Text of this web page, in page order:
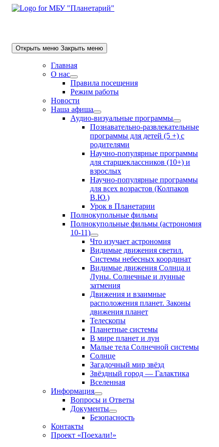
Skip
Открыть меню Закрыть меню
Главная
О нас
Show
sub
menu
Правила посещения
Режим работы
Новости
Наша афиша
Show
sub
menu
Аудио-визуальные программы
Show
sub
menu
Познавательно-развлекательные
программы для детей (5 +) с
родителями
Научно-популярные программы
для старшеклассников (10+) и
взрослых
Научно-популярные программы
для всех возрастов (Колпаков
В.Ю.)
Урок в Планетарии
Полнокупольные фильмы
Полнокупольные фильмы (астрономия
10-11)
Show
sub
menu
Что изучает астрономия
Видимые движения светил.
Системы небесных координат
Видимые движения Солнца и
Луны. Солнечные и лунные
затмения
Движения и взаимные
расположения планет. Законы
движения планет
Телескопы
Планетные системы
В мире планет и лун
Малые тела Солнечной системы
Солнце
Загадочный мир звёзд
Звёздный город — Галактика
Вселенная
Информация
Show
sub
menu
Вопросы и Ответы
Документы
Show
sub
Безопасность
Контакты
Проект «Поехали!»